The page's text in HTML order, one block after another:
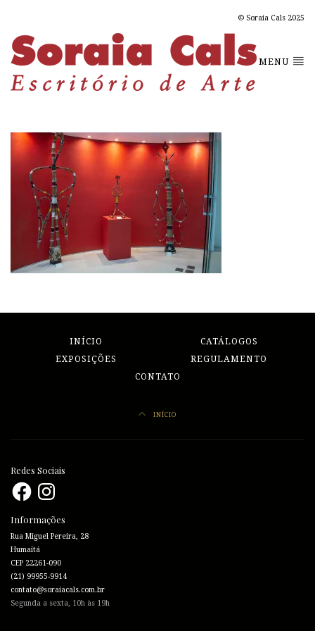
© Soraia Cals 2025
MENU
INÍCIO
CATÁLOGOS
EXPOSIÇÕES
REGULAMENTO
CONTATO
INÍCIO
Redes Sociais
FacebookInstagram
Informações
Rua Miguel Pereira, 28
Humaitá
CEP 22261-090
(21) 99955-9914
contato@soraiacals.com.br
Segunda a sexta, 10h às 19h